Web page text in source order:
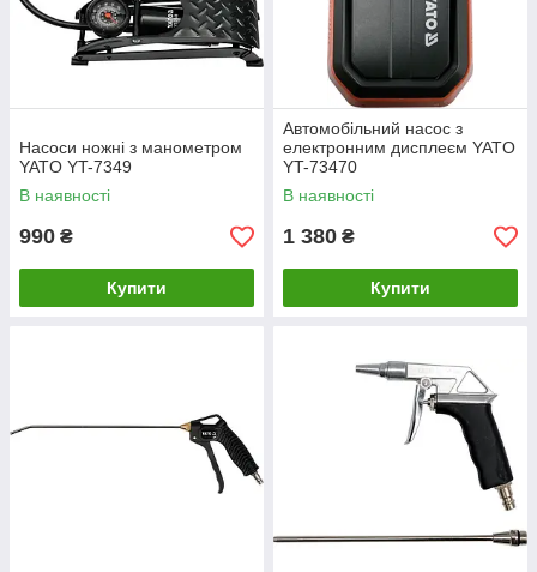
Насоси ножні з манометром
YATO YT-7349
В наявності
990 ₴
Купити
Автомобільний насос з
електронним дисплеєм YATO
YT-73470
В наявності
1 380 ₴
Купити